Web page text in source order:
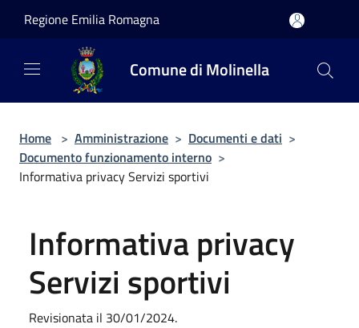
Regione Emilia Romagna
Comune di Molinella
Home > Amministrazione > Documenti e dati >
Documento funzionamento interno >
Informativa privacy Servizi sportivi
Informativa privacy
Servizi sportivi
Revisionata il 30/01/2024.